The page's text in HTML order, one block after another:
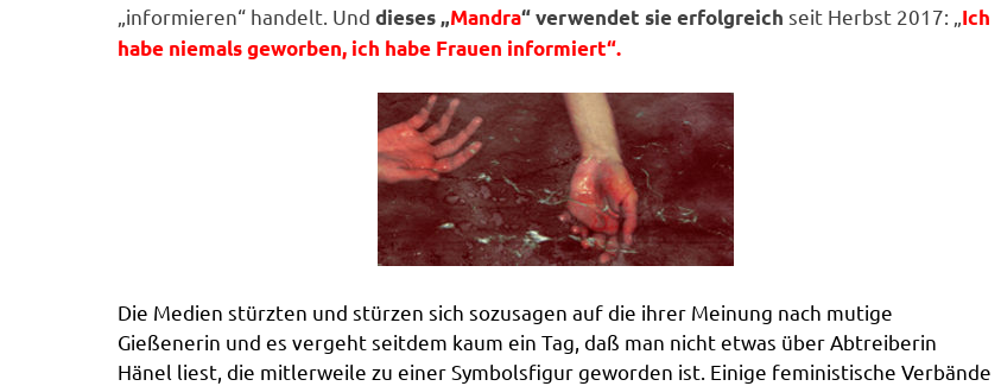
„informieren“ handelt. Und dieses „Mandra“ verwendet sie erfolgreich seit Herbst 2017: „ Ich
habe niemals geworben, ich habe Frauen informiert“.
Die Medien stürzten und stürzen sich sozusagen auf die ihrer Meinung nach mutige
Gießenerin und es vergeht seitdem kaum ein Tag, daß man nicht etwas über Abtreiberin
Hänel liest, die mitlerweile zu einer Symbolsfigur geworden ist. Einige feministische Verbände